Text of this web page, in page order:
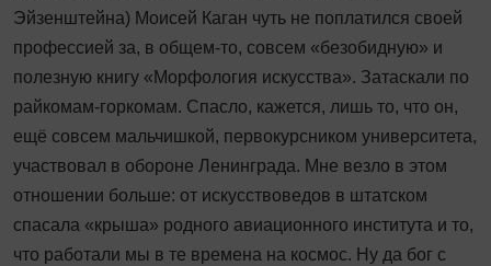
Эйзенштейна) Моисей Каган чуть не поплатился своей
профессией за, в общем-то, совсем «безобидную» и
полезную книгу «Морфология искусства». Затаскали по
райкомам-горкомам. Спасло, кажется, лишь то, что он,
ещё совсем мальчишкой, первокурсником университета,
участвовал в обороне Ленинграда. Мне везло в этом
отношении больше: от искусствоведов в штатском
спасала «крыша» родного авиационного института и то,
что работали мы в те времена на космос. Ну да бог с